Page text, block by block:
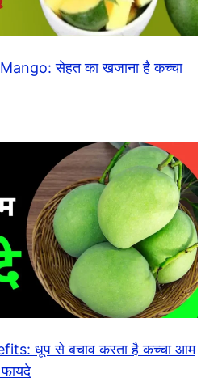
सेहत का खजाना है कच्चा
धूप से बचाव करता है कच्चा आम